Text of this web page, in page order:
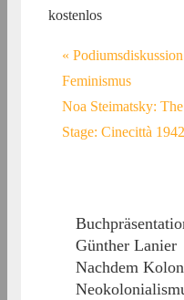
kostenlos
«
Feminismus
Noa Steimatsky:
Stage: Cinecittà
Günther Lanier
Nachdem